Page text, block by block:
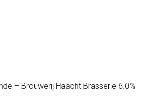
– Brouwerij Haacht Brasserie 6.0%